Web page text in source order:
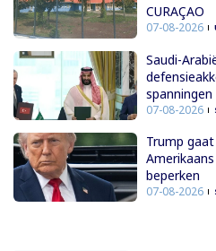
CURAÇAO
07-08-2026
Saudi-
spanningen
07-08-2026
Trump
beperken
07-08-2026